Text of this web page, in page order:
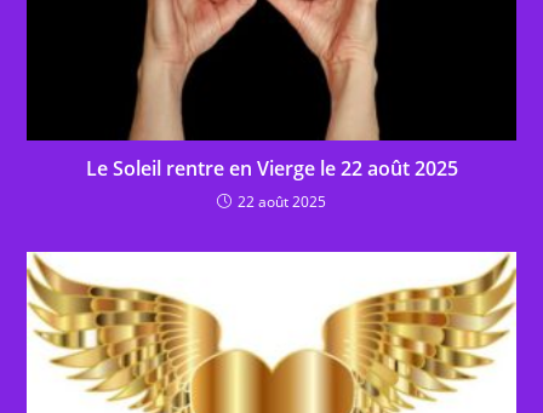
Le Soleil rentre en Vierge le 22 août 2025
22 août 2025